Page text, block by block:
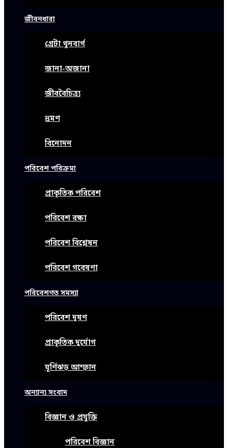
জীবনধারা
গ্রেটা থুনবার্গ
জানা-অজানা
জীববৈচিত্র্য
ভ্রমণ
বিনোদন
পরিবেশ পরিক্রমা
প্রাকৃতিক পরিবেশ
পরিবেশ রক্ষা
পরিবেশ বিশ্লেষন
পরিবেশ গবেষণা
পরিবেশগত সমস্যা
পরিবেশ দূষণ
প্রাকৃতিক দুর্যোগ
ঘূর্ণিঝড় আম্ফান
অন্যান্য সংবাদ
বিজ্ঞান ও প্রযুক্তি
পরিবেশ বিজ্ঞান